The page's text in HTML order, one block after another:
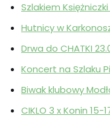
Szlakiem Księżniczki
Hutnicy w
Drwa do CHATKI
Koncert na Szlaku
Biwak klubowy
CIKLO 3 x Konin 15-